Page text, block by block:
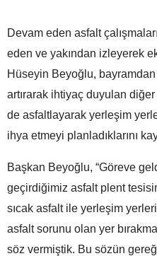
Devam eden asfalt
eden ve yakından izleyerek
Hüseyin Beyoğlu,
artırarak ihtiyaç duyulan
de asfaltlayarak yerleşim
ihya etmeyi planladıklarını
Başkan Beyoğlu, “Göreve
geçirdiğimiz asfalt plent
sıcak asfalt ile yerleşim
asfalt sorunu olan yer
söz vermiştik. Bu sözün